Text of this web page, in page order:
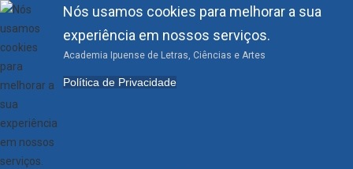
Nós usamos cookies para melhorar a sua
experiência em nossos serviços.
Academia Ipuense de Letras, Ciências e Artes
Política de Privacidade
ACADÊMICOS
CORRESPONDENTES